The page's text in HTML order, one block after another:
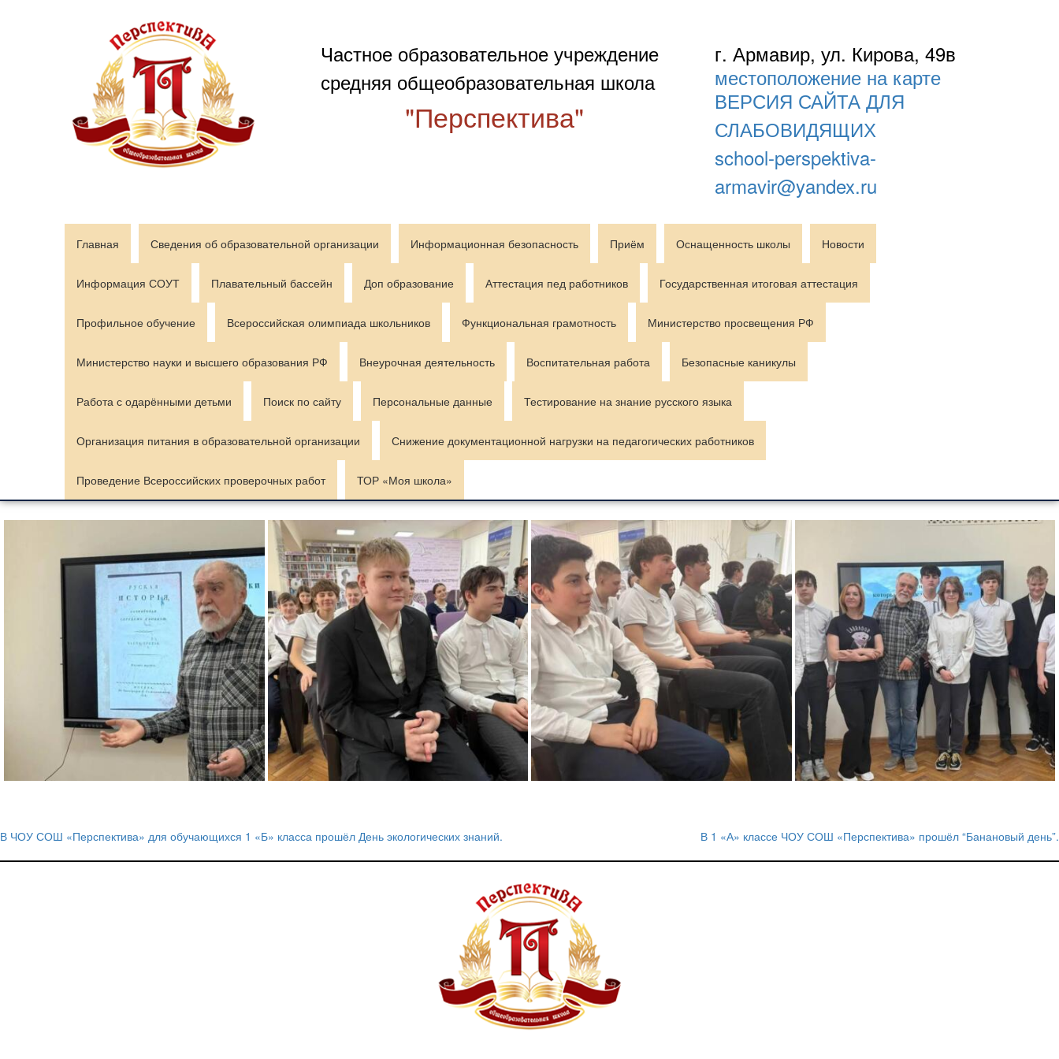
Частное образовательное учреждение
средняя общеобразовательная школа
"Перспектива"
г. Армавир, ул. Кирова, 49в
местоположение на карте
ВЕРСИЯ САЙТА ДЛЯ
СЛАБОВИДЯЩИХ
school-perspektiva-
armavir@yandex.ru
Главная Сведения об образовательной организации Информационная безопасность Приём Оснащенность школы Новости
Информация СОУТ Плавательный бассейн Доп образование Аттестация пед работников Государственная итоговая аттестация
Профильное обучение Всероссийская олимпиада школьников Функциональная грамотность Министерство просвещения РФ
Министерство науки и высшего образования РФ Внеурочная деятельность Воспитательная работа Безопасные каникулы
Работа с одарёнными детьми Поиск по сайту Персональные данные Тестирование на знание русского языка
Организация питания в образовательной организации Снижение документационной нагрузки на педагогических работников
Проведение Всероссийских проверочных работ ТОР «Моя школа»
В ЧОУ СОШ «Перспектива» для обучающихся 1 «Б» класса прошёл День экологических знаний. В 1 «А» классе ЧОУ СОШ «Перспектива» прошёл “Банановый день”.